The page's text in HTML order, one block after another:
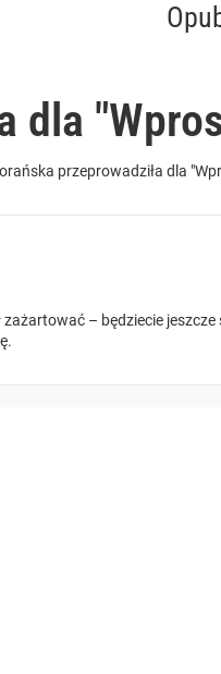
dla
przeprowadziła dla
zażartować – będziecie